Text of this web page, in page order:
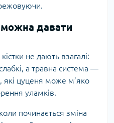
можна давати
не дають взагалі:
а травна система —
які цуценя може м’яко
уламків.
починається зміна